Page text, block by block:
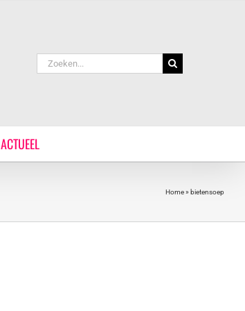
Zoeken
naar:
ACTUEEL
Home» bietensoep